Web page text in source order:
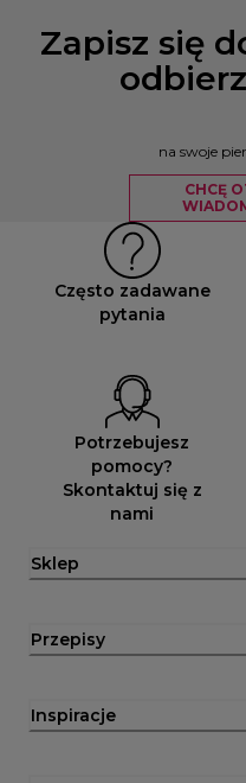
Zapisz się
na swoje
CHCĘ
Często zadawane
pytania
Potrzebujesz
pomocy?
Skontaktuj się z
nami
Sklep
Przepisy
Inspiracje